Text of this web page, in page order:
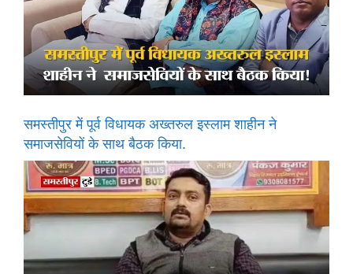
समस्तीपुर में पूर्व विधायक अख्तरुल इस्लाम शाहीन ने
समाजसेवियों के साथ बैठक किया.